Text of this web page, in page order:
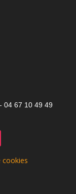
04 67 10 49 49
cookies